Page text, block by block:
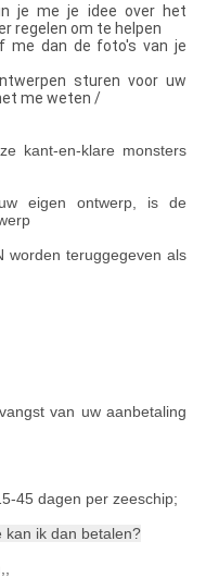
je me je idee over het
regelen om te helpen
me dan de foto's van je
sturen voor uw
me weten /
kant-en-klare monsters
eigen ontwerp, is de
worden teruggegeven als
van uw aanbetaling
45 dagen per zeeschip;
kan ik dan betalen?